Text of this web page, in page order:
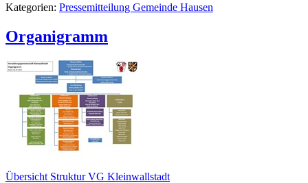
Kategorien: Pressemitteilung Gemeinde Hausen
Organigramm
Übersicht Struktur VG Kleinwallstadt